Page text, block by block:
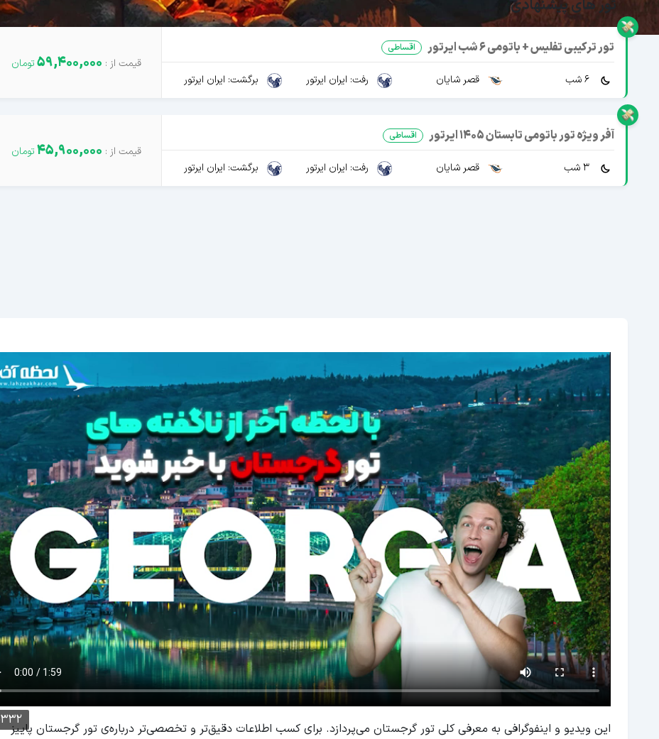
تور های پیشنهادی
تور ترکیبی تفلیس + باتومی 6 شب ایرتور اقساطی
قصر شایان رفت: ایران ایرتور برگشت: ایران ایرتور
59,400,000
آفر ویژه تور باتومی تابستان 1405 ایرتور اقساطی
قصر شایان رفت: ایران ایرتور برگشت: ایران ایرتور
45,900,000
332
این ویدیو و اینفوگرافی به معرفی کلی تور گرجستان می‌پردازد. برای کسب اطلاعات دقیق‌تر و تخصصی‌تر درباره‌ی تور گرجستان پاییز